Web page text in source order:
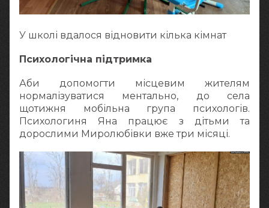
У школі вдалося відновити кілька кімнат
Психологічна підтримка
Аби допомогти місцевим жителям
нормалізуватися ментально, до села
щотижня мобільна група психологів.
Психологиня Яна працює з дітьми та
дорослими Миролюбівки вже три місяці.